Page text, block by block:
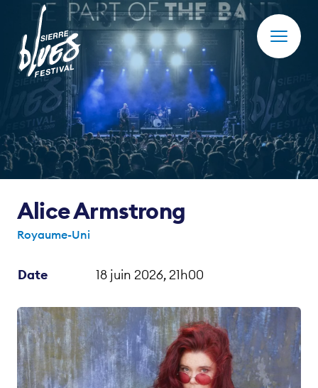
Actualités
Photos
Cashless
Club des Amis
Festival
Partenaires et Soutiens
17 - 19 juin 2027
Alice Armstrong
Royaume-Uni
Date 18 juin 2026, 21h00